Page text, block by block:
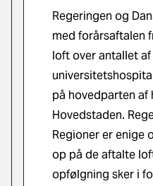
Regeringen og
med forårsaftalen
loft over antallet
på hovedparten af
Hovedstaden.
Regioner er enige
op på de aftalte
opfølgning sker i